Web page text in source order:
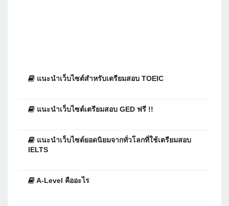
แนะนำเว็บไซต์สำหรับเตรียมสอบ TOEIC
แนะนำเว็บไซต์เตรียมสอบ GED ฟรี !!
แนะนำเว็บไซต์ยอดนิยมจากทั่วโลกที่ใช้เตรียมสอบ
IELTS
A-Level คืออะไร